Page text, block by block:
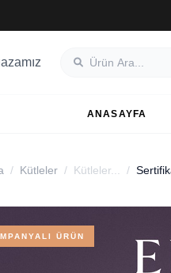
ANASAYFA
/ Kütleler / Kütleler... /
ÜRÜN